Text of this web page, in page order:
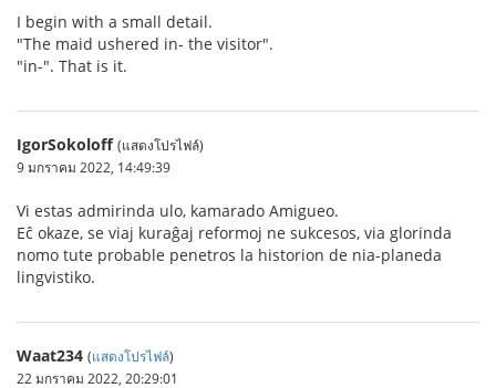
I begin with a small detail.
"The maid ushered in- the visitor".
"in-". That is it.
IgorSokoloff (แสดงโปรไฟล์)
9 มกราคม 2022, 14:49:39
Vi estas admirinda ulo, kamarado Amigueo.
Eĉ okaze, se viaj kuraĝaj reformoj ne sukcesos, via glorinda
nomo tute probable penetros la historion de nia-planeda
lingvistiko.
Waat234 (แสดงโปรไฟล์)
22 มกราคม 2022, 20:29:01